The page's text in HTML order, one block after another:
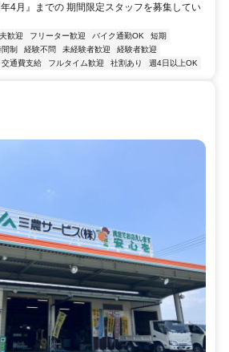
4月』までの 期間限定スタッフを募集してい
歓迎 フリーター歓迎 バイク通勤OK
短期
制 経験不問 未経験者歓迎
経験者歓迎
交通費支給 フルタイム歓迎 社割あり 週4日以上OK